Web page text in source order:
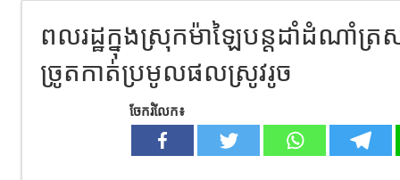
ពលរដ្ឋក្នុងស្រុកម៉ាឡៃបន្តដាំដំណាំត្រស
ច្រូតកាត់ប្រមូលផលស្រូវរូច
ចែករំលែក៖